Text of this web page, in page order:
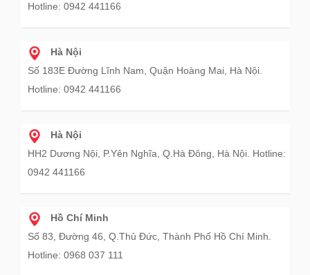
Hotline: 0942 441166
Hà Nội
Số 183E Đường Lĩnh Nam, Quận Hoàng Mai, Hà Nội.
Hotline: 0942 441166
Hà Nội
HH2 Dương Nội, P.Yên Nghĩa, Q.Hà Đông, Hà Nội. Hotline:
0942 441166
Hồ Chí Minh
Số 83, Đường 46, Q.Thủ Đức, Thành Phố Hồ Chí Minh.
Hotline: 0968 037 111